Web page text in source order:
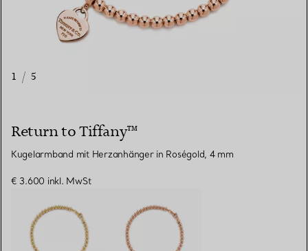
1 / 5
Return to Tiffany™
Kugelarmband mit Herzanhänger in Roségold, 4 mm
€ 3.600 inkl. MwSt